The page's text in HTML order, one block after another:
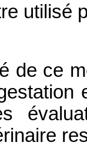
utilisé
de ce